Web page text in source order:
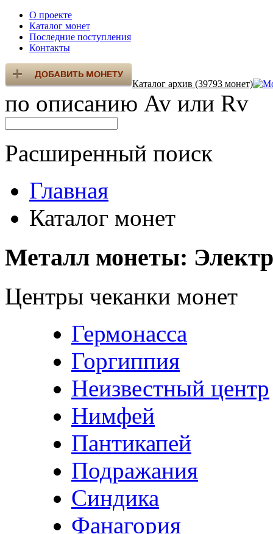
О проекте
Каталог монет
Последние поступления
Контакты
Каталог архив (39793 монет)
по описанию Av или Rv
Расширенный поиск
Главная
Каталог монет
Металл монеты: Электр
Центры чеканки монет
Гермонасса
Горгиппия
Неизвестный центр
Нимфей
Пантикапей
Подражания
Синдика
Фанагория